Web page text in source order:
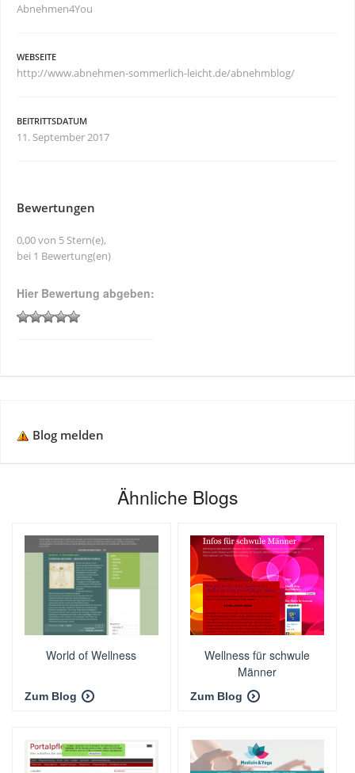
Abnehmen4You
WEBSEITE
http://www.abnehmen-sommerlich-leicht.de/abnehmblog/
BEITRITTSDATUM
11. September 2017
Bewertungen
0,00 von 5 Stern(e),
bei 1 Bewertung(en)
Hier Bewertung abgeben:
Blog melden
Ähnliche Blogs
World of Wellness
Zum Blog
Wellness für schwule
Männer
Zum Blog